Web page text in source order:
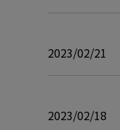
2023/02/21
2023/02/18